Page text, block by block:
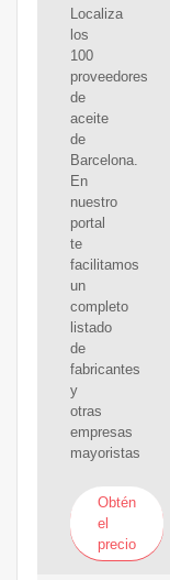
Localiza
los
100
proveedores
de
aceite
de
Barcelona.
En
nuestro
portal
te
facilitamos
un
completo
listado
de
fabricantes
y
otras
empresas
mayoristas
Obtén
el
precio